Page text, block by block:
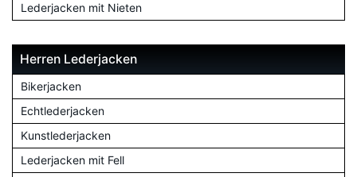
Lederjacken mit Nieten
Herren Lederjacken
Bikerjacken
Echtlederjacken
Kunstlederjacken
Lederjacken mit Fell